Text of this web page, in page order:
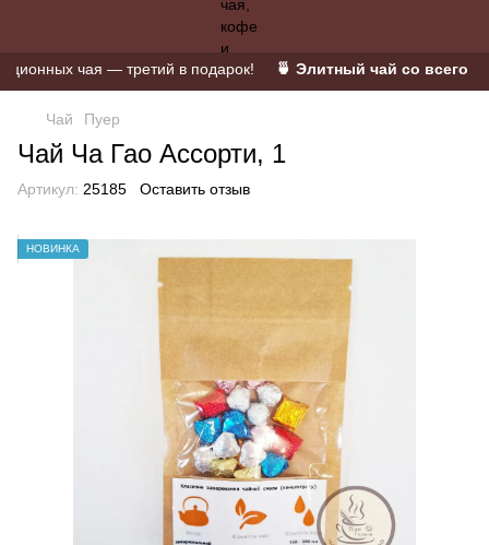
чая — третий в подарок! 🍵 Элитный чай со всего
Чай Пуер
Чай Ча Гао Ассорти, 1
Артикул: 25185 Оставить отзыв
НОВИНКА